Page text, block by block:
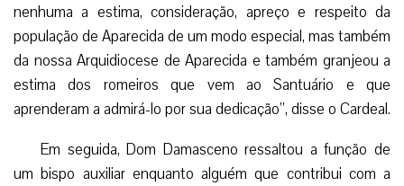
nenhuma a estima, consideração, apreço e respeito da
população de Aparecida de um modo especial, mas também
da nossa Arquidiocese de Aparecida e também granjeou a
estima dos romeiros que vem ao Santuário e que
aprenderam a admirá-lo por sua dedicação”, disse o Cardeal.
Em seguida, Dom Damasceno ressaltou a função de
um bispo auxiliar enquanto alguém que contribui com a